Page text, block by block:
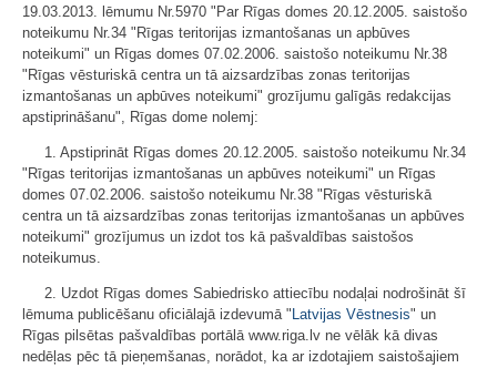
19.03.2013. lēmumu Nr.5970 "Par Rīgas domes 20.12.2005. saistošo
noteikumu Nr.34 "Rīgas teritorijas izmantošanas un apbūves
noteikumi" un Rīgas domes 07.02.2006. saistošo noteikumu Nr.38
"Rīgas vēsturiskā centra un tā aizsardzības zonas teritorijas
izmantošanas un apbūves noteikumi" grozījumu galīgās redakcijas
apstiprināšanu", Rīgas dome nolemj:
1. Apstiprināt Rīgas domes 20.12.2005. saistošo noteikumu Nr.34
"Rīgas teritorijas izmantošanas un apbūves noteikumi" un Rīgas
domes 07.02.2006. saistošo noteikumu Nr.38 "Rīgas vēsturiskā
centra un tā aizsardzības zonas teritorijas izmantošanas un apbūves
noteikumi" grozījumus un izdot tos kā pašvaldības saistošos
noteikumus.
2. Uzdot Rīgas domes Sabiedrisko attiecību nodaļai nodrošināt šī
lēmuma publicēšanu oficiālajā izdevumā " Latvijas Vēstnesis" un
Rīgas pilsētas pašvaldības portālā www.riga.lv ne vēlāk kā divas
nedēļas pēc tā pieņemšanas, norādot, ka ar izdotajiem saistošajiem